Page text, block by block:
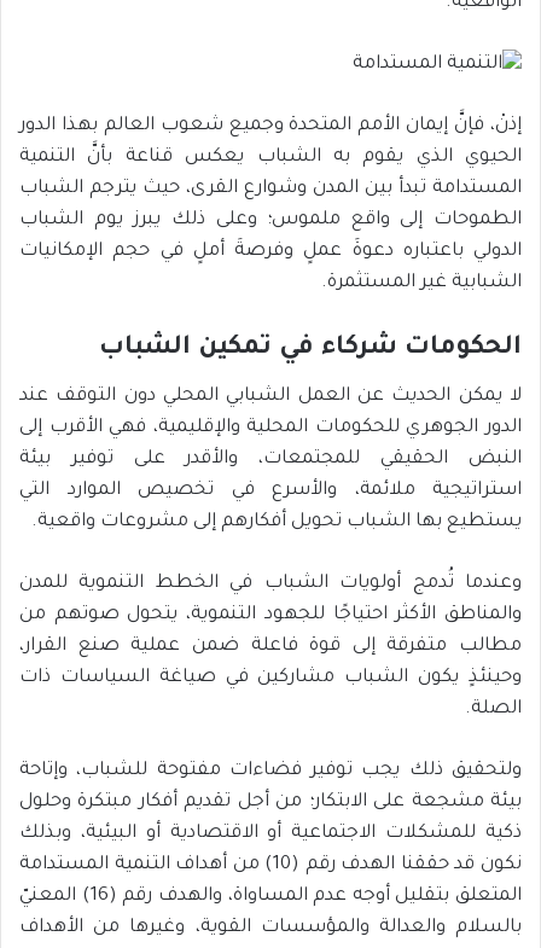
إذنْ، فإنَّ إيمان الأمم المتحدة وجميع شعوب العالم بهذا الدور
الحيوي الذي يقوم به الشباب يعكس قناعة بأنَّ التنمية
المستدامة تبدأ بين المدن وشوارع القرى، حيث يترجم الشباب
الطموحات إلى واقع ملموس؛ وعلى ذلك يبرز يوم الشباب
الدولي باعتباره دعوةَ عملٍ وفرصةَ أملٍ في حجم الإمكانيات
الشبابية غير المستثمرة.
الحكومات شركاء في تمكين الشباب
لا يمكن الحديث عن العمل الشبابي المحلي دون التوقف عند
الدور الجوهري للحكومات المحلية والإقليمية، فهي الأقرب إلى
النبض الحقيقي للمجتمعات، والأقدر على توفير بيئة
استراتيجية ملائمة، والأسرع في تخصيص الموارد التي
يستطيع بها الشباب تحويل أفكارهم إلى مشروعات واقعية.
وعندما تُدمج أولويات الشباب في الخطط التنموية للمدن
والمناطق الأكثر احتياجًا للجهود التنموية، يتحول صوتهم من
مطالب متفرقة إلى قوة فاعلة ضمن عملية صنع القرار،
وحينئذٍ يكون الشباب مشاركين في صياغة السياسات ذات
الصلة.
ولتحقيق ذلك يجب توفير فضاءات مفتوحة للشباب، وإتاحة
بيئة مشجعة على الابتكار؛ من أجل تقديم أفكار مبتكرة وحلول
ذكية للمشكلات الاجتماعية أو الاقتصادية أو البيئية، وبذلك
نكون قد حققنا الهدف رقم (10) من أهداف التنمية المستدامة
المتعلق بتقليل أوجه عدم المساواة، والهدف رقم (16) المعنيّ
بالسلام والعدالة والمؤسسات القوية، وغيرها من الأهداف